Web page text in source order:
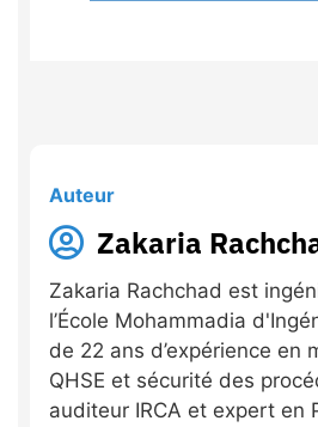
Auteur
Zakaria
Zakaria Rachchad est
l’École Mohammadia
de 22 ans d’expérience en
QHSE et sécurité des
auditeur IRCA et expert en